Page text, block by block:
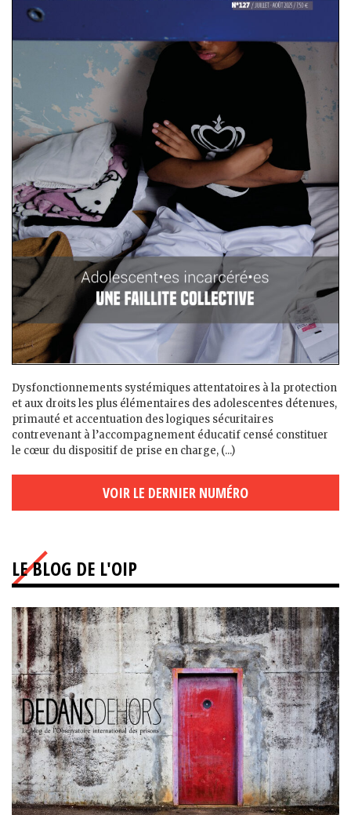
Dysfonctionnements systémiques attentatoires à la protection
et aux droits les plus élémentaires des adolescent·es détenu·es,
primauté et accentuation des logiques sécuritaires
contrevenant à l’accompagnement éducatif censé constituer
le cœur du dispositif de prise en charge, (...)
VOIR LE DERNIER NUMÉRO
LE BLOG DE L'OIP